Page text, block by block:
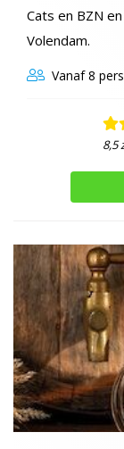
Cats en BZN
Volendam.
Vanaf8 pers
8,5